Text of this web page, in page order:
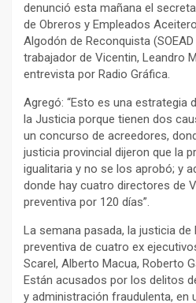
denunció esta mañana el
de Obreros y Empleados
Algodón de Reconquista
trabajador de Vicentin, Leandro
entrevista por Radio Gráfica.
Agregó: “Esto es una estrategia
la Justicia porque tienen dos
un concurso de acreedores,
justicia provincial dijeron que la
igualitaria y no se los aprobó; y
donde hay cuatro directores de
preventiva por 120 días”.
La semana pasada, la justicia
preventiva de cuatro ex
Scarel, Alberto Macua, Roberto
Están acusados por los delitos
y administración fraudulenta, en